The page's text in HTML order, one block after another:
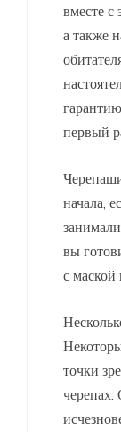
вместе
а также
первый
начала,
вы
с маской
точки
черепах.